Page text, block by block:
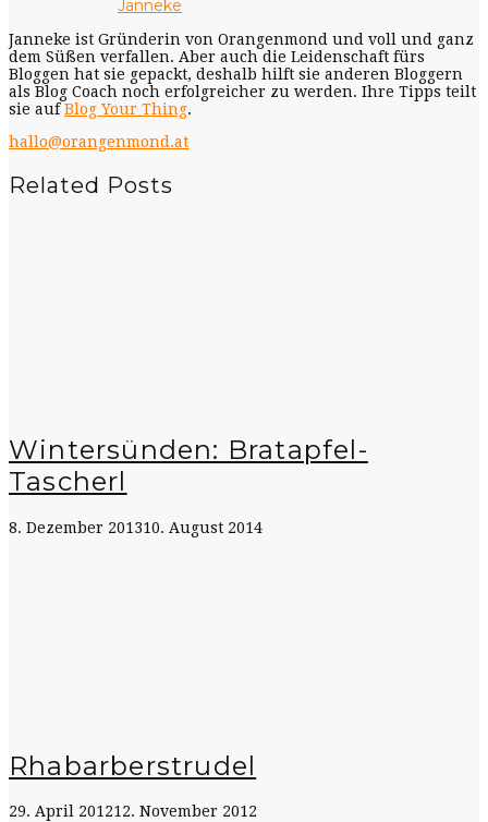
Janneke
Janneke ist Gründerin von Orangenmond und voll und ganz
dem Süßen verfallen. Aber auch die Leidenschaft fürs
Bloggen hat sie gepackt, deshalb hilft sie anderen Bloggern
als Blog Coach noch erfolgreicher zu werden. Ihre Tipps teilt
sie aufBlog Your Thing.
hallo@orangenmond.at
Related Posts
Wintersünden: Bratapfel-
Tascherl
8. Dezember 201310. August 2014
Rhabarberstrudel
29. April 201212. November 2012